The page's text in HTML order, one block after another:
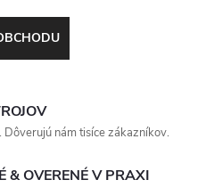
nám tisíce zákazníkov.
& OVERENÉ V PRAXI